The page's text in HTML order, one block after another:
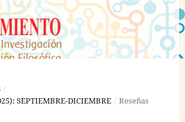
/
SEPTIEMBRE-DICIEMBRE / Reseñas